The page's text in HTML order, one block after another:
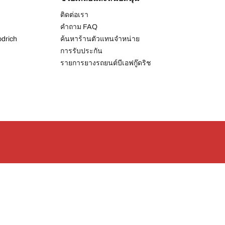
ติดต่อเรา
คำถาม FAQ
ค้นหาร้านตัวแทนจำหน่าย
การรับประกัน
รายการยางรถยนต์บีเอฟกู๊ดริช